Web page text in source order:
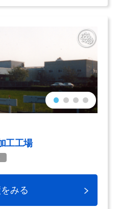
工工場
みる